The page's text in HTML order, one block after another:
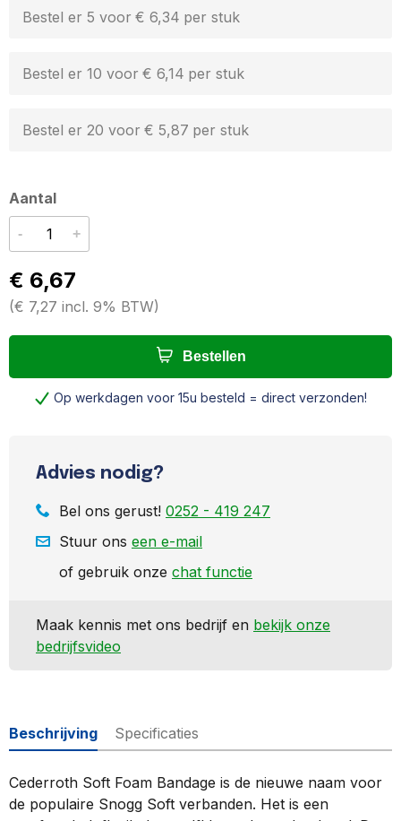
Bestel er 5 voor € 6,34 per stuk
Bestel er 10 voor € 6,14 per stuk
Bestel er 20 voor € 5,87 per stuk
€ 6,67
(€ 7,27 incl. 9% BTW)
Aantal
- +
Bestellen
Op werkdagen voor 15u besteld = direct verzonden!
Advies nodig?
Bel ons gerust! 0252 - 419 247
Stuur ons een e-mail
of gebruik onze chat functie
Maak kennis met ons bedrijf en bekijk onze
bedrijfsvideo
Beschrijving
Cederroth Soft Foam Bandage is de nieuwe naam voor
de populaire Snogg Soft verbanden. Het is een
Specificaties